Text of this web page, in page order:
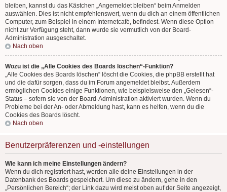
bleiben, kannst du das Kästchen „Angemeldet bleiben“ beim Anmelden
auswählen. Dies ist nicht empfehlenswert, wenn du dich an einem öffentlichen
Computer, zum Beispiel in einem Internetcafé, befindest. Wenn diese Option
nicht zur Verfügung steht, dann wurde sie vermutlich von der Board-
Administration ausgeschaltet.
Nach oben
Wozu ist die „Alle Cookies des Boards löschen“-Funktion?
„Alle Cookies des Boards löschen“ löscht die Cookies, die phpBB erstellt hat
und die dafür sorgen, dass du im Forum angemeldet bleibst. Außerdem
ermöglichen Cookies einige Funktionen, wie beispielsweise den „Gelesen“-
Status – sofern sie von der Board-Administration aktiviert wurden. Wenn du
Probleme bei der An- oder Abmeldung hast, kann es helfen, wenn du die
Cookies des Boards löscht.
Nach oben
Benutzerpräferenzen und -einstellungen
Wie kann ich meine Einstellungen ändern?
Wenn du dich registriert hast, werden alle deine Einstellungen in der
Datenbank des Boards gespeichert. Um diese zu ändern, gehe in den
„Persönlichen Bereich“; der Link dazu wird meist oben auf der Seite angezeigt,